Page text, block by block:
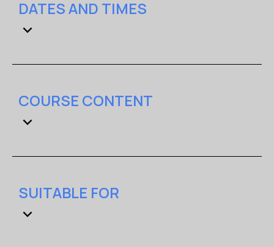
περιπτώσεων και εργαστήρια ανάλυσης αποκλίσεων
αξιολογήσουν το επίπεδο ετοιμότητας του
αποτελεσματικό πλαίσιο ψηφιακής επιχειρησιακής
ανθεκτικότητας.
DATES AND TIMES
COURSE CONTENT
SUITABLE FOR